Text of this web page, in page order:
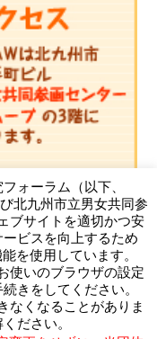
ラム
4北九州市大手町ビ
ォーラム（以下、
北九州市立男女共同参
ブサイトを適切かつ安
ビスを向上するため
を使用しています。
使いのブラウザの設定
きをしてください。
なくなることがありま
ださい。